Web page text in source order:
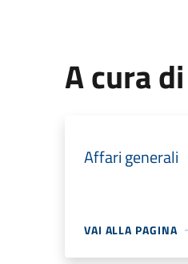
A cura di
Affari generali
VAI ALLA PAGINA